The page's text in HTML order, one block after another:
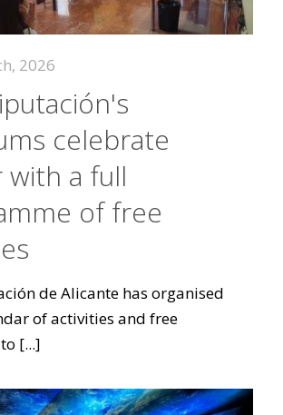
2026
celebrate
with a full
of free
de Alicante has organised
of activities and free
[...]